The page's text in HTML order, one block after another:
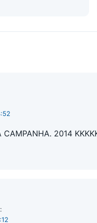
2014